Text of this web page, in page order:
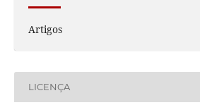
Artigos
LICENÇA